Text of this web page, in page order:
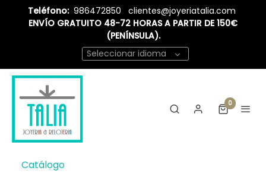
Teléfono: 986472850
clientes@joyeriatalia.com
ENVÍO GRATUITO 48-72 HORAS A PARTIR DE 150€
(PENÍNSULA).
Seleccionar idioma
0
Catálogo